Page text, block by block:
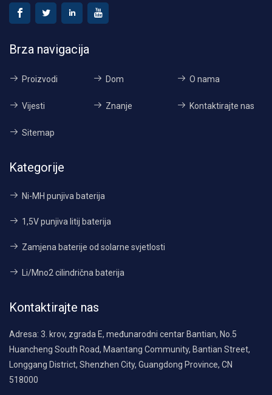
Brza navigacija
Proizvodi Dom O nama
Vijesti Znanje Kontaktirajte nas
Sitemap
Kategorije
Ni-MH punjiva baterija
1,5V punjiva litij baterija
Zamjena baterije od solarne svjetlosti
Li/Mno2 cilindrična baterija
Kontaktirajte nas
Adresa: 3. krov, zgrada E, međunarodni centar Bantian, No.5
Huancheng South Road, Maantang Community, Bantian Street,
Longgang District, Shenzhen City, Guangdong Province, CN
518000